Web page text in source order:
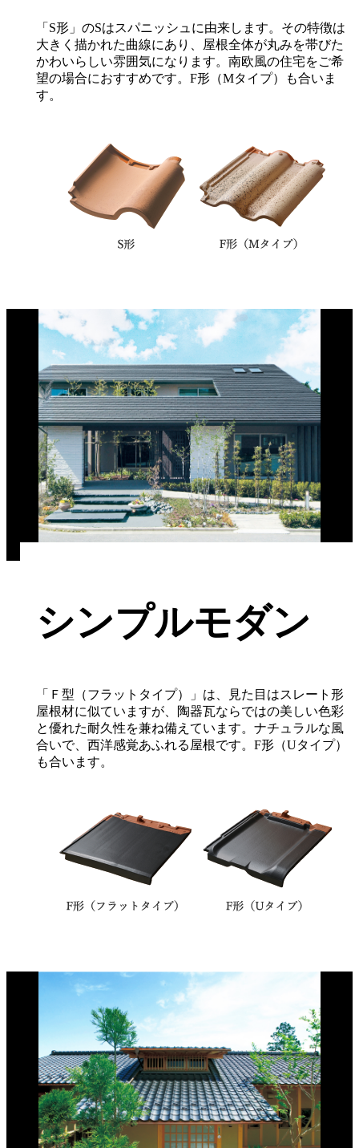
「S形」のSはスパニッシュに由来します。その特徴は
大きく描かれた曲線にあり、屋根全体が丸みを帯びた
かわいらしい雰囲気になります。南欧風の住宅をご希
望の場合におすすめです。F形（Mタイプ）も合いま
す。
シンプルモダン
「Ｆ型（フラットタイプ）」は、見た目はスレート形
屋根材に似ていますが、陶器瓦ならではの美しい色彩
と優れた耐久性を兼ね備えています。ナチュラルな風
合いで、西洋感覚あふれる屋根です。F形（Uタイプ）
も合います。